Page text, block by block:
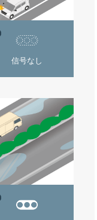
信号なし